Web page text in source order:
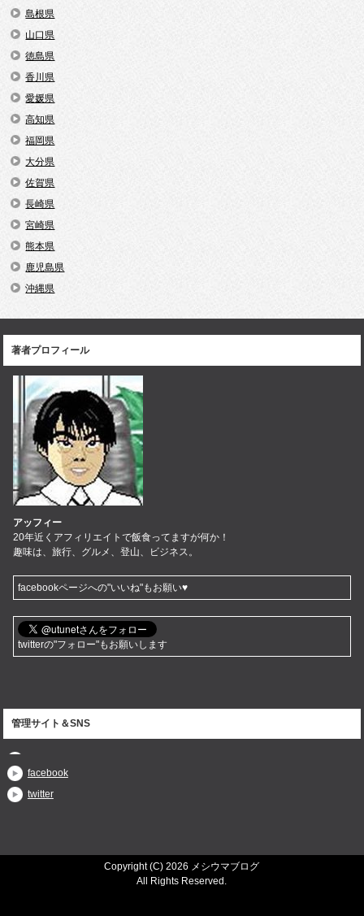
島根県
山口県
徳島県
香川県
愛媛県
高知県
福岡県
大分県
佐賀県
長崎県
宮崎県
熊本県
鹿児島県
沖縄県
著者プロフィール
アッフィー
20年近くアフィリエイトで飯食ってますが何か！
趣味は、旅行、グルメ、登山、ビジネス。
facebookページへの"いいね"もお願い♥
twitterの"フォロー"もお願いします
管理サイト＆SNS
facebook
twitter
Copyright (C) 2026 メシウマブログ
All Rights Reserved.